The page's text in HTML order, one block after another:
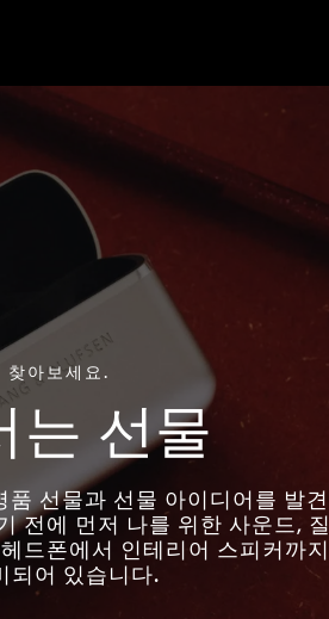
찾아보세요.
는 선물
선물과 선물 아이디어를 발견
전에 먼저 나를 위한 사운드, 질
드폰에서 인테리어 스피커까지
되어 있습니다.